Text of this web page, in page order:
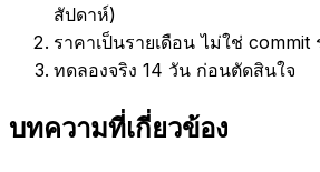
สัปดาห์)
ราคาเป็นรายเดือน ไม่ใช่ commit
ทดลองจริง 14 วัน ก่อนตัดสินใจ
บทความที่เกี่ยวข้อง